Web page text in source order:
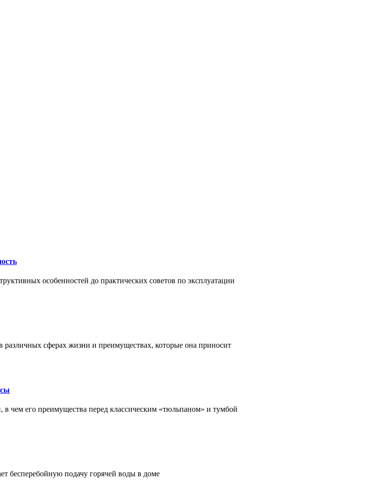
особенностей до практических советов по эксплуатации
различных сферах жизни и преимуществах, которые она приносит
в чем его преимущества перед классическим «тюльпаном» и тумбой
бесперебойную подачу горячей воды в доме